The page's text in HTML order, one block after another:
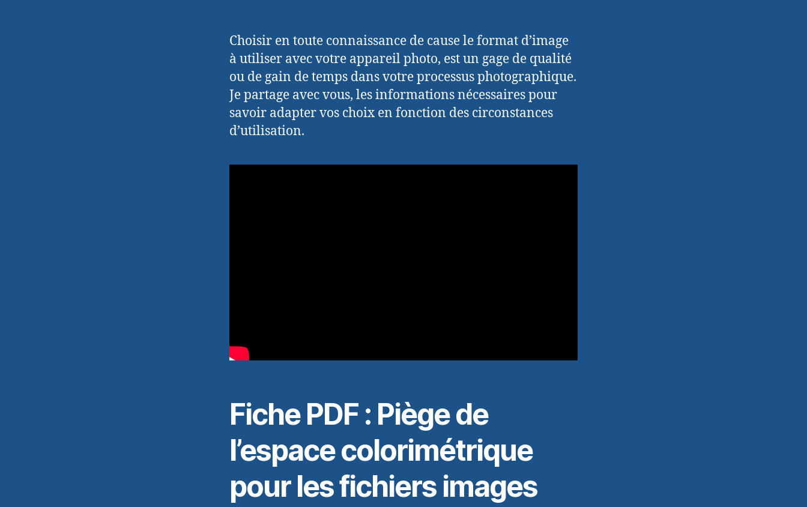
Choisir en toute connaissance de cause le format d’image
à utiliser avec votre appareil photo, est un gage de qualité
ou de gain de temps dans votre processus photographique.
Je partage avec vous, les informations nécessaires pour
savoir adapter vos choix en fonction des circonstances
d’utilisation.
Fiche PDF : Piège de
l’espace colorimétrique
pour les fichiers images